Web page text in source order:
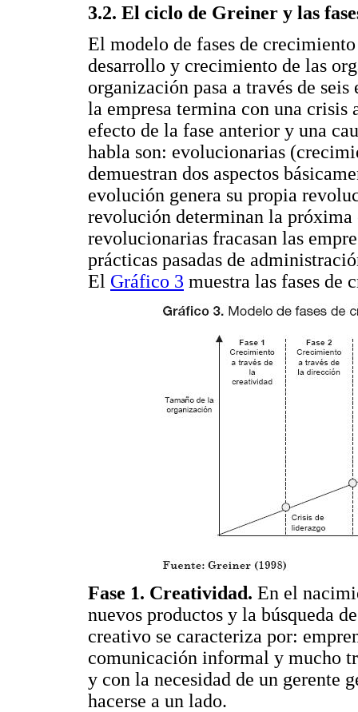
3.2. El ciclo de Greiner y las
El modelo de fases de
desarrollo y crecimiento de las
organización pasa a través de
la empresa termina con una crisis
efecto de la fase anterior y una
habla son: evolucionarias
demuestran dos aspectos
evolución genera su propia
revolución determinan la próxima
revolucionarias fracasan las
prácticas pasadas de
El Gráfico 3 muestra las fases de
Fase 1. Creatividad. En el
nuevos productos y la búsqueda
creativo se caracteriza por:
comunicación informal y mucho
y con la necesidad de un gerente
hacerse a un lado.